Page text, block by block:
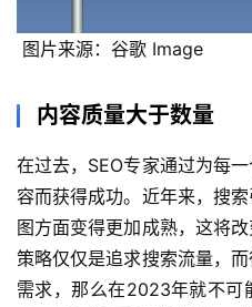
图片来源：谷歌 Image
内容质量大于数量
在过去，SEO专家通过为每
容而获得成功。近年来，搜
图方面变得更加成熟，这将
策略仅仅是追求搜索流量，
需求，那么在2023年就不可